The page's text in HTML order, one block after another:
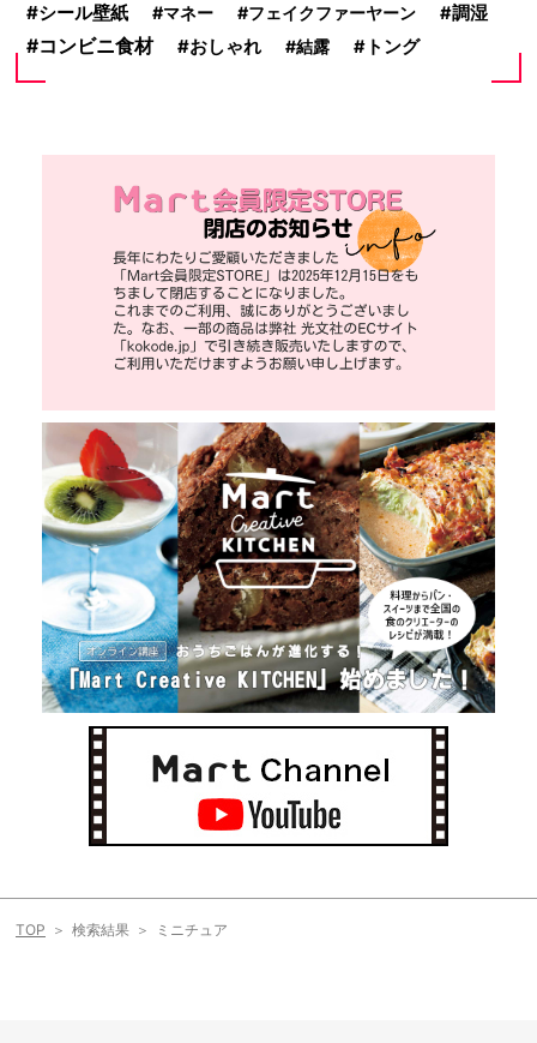
シール壁紙 マネー フェイクファーヤーン 調湿
コンビニ食材 おしゃれ 結露 トング
TOP 検索結果 ミニチュア